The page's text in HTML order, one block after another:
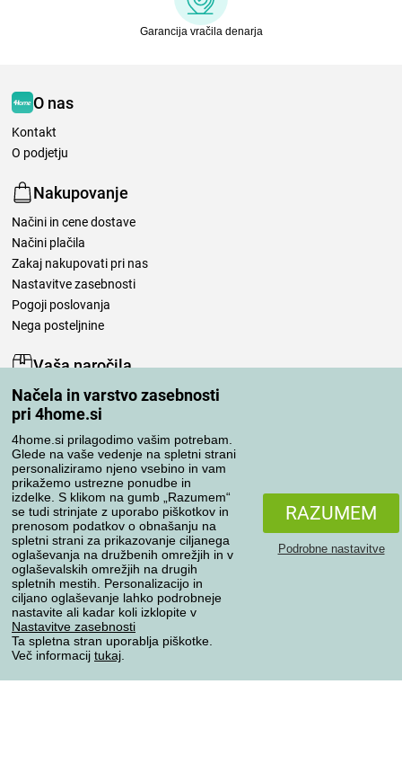
Načela in varstvo zasebnosti
pri 4home.si
4home.si prilagodimo vašim potrebam.
Glede na vaše vedenje na spletni strani
personaliziramo njeno vsebino in vam
prikažemo ustrezne ponudbe in
izdelke. S klikom na gumb „Razumem“
se tudi strinjate z uporabo piškotkov in
prenosom podatkov o obnašanju na
spletni strani za prikazovanje ciljanega
oglaševanja na družbenih omrežjih in v
oglaševalskih omrežjih na drugih
spletnih mestih. Personalizacijo in
ciljano oglaševanje lahko podrobneje
nastavite ali kadar koli izklopite v
Nastavitve zasebnosti
Ta spletna stran uporablja piškotke.
Več informacij tukaj
RAZUMEM
Podrobne nastavitve
Garancija vračila denarja
O nas
Kontakt
O podjetju
Nakupovanje
Načini in cene dostave
Načini plačila
Zakaj nakupovati pri nas
Nastavitve zasebnosti
Pogoji poslovanja
Nega posteljnine
Vaša naročila
Moj račun
Pregled naročil
Reklamacija
Odstop od kupoprodajne pogodbe
Pravila obdelave ocen
Načini prevoza
Načini plačila
Zanesljiva trgovina